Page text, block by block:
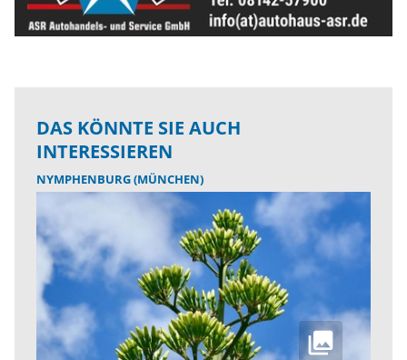
DAS KÖNNTE SIE AUCH
INTERESSIEREN
NYMPHENBURG (MÜNCHEN)